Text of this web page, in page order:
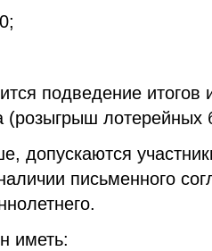
подведение итогов
(розыгрыш лотерейных
допускаются
письменного
иметь: